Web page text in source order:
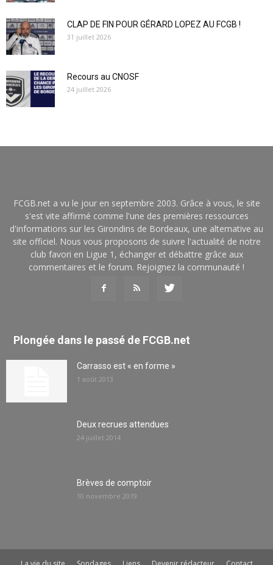
CLAP DE FIN POUR GÉRARD LOPEZ AU FCGB !
31 juillet 2026
Recours au CNOSF
24 juillet 2026
FCGB.net a vu le jour en septembre 2003. Grâce à vous, le site
s'est vite affirmé comme l'une des premières ressources
d'informations sur les Girondins de Bordeaux, une alternative au
site officiel. Nous vous proposons de suivre l'actualité de notre
club favori en Ligue 1, échanger et débattre grâce aux
commentaires et le forum. Rejoignez la communauté !
Plongée dans le passé de FCGB.net
Carrasso est « en forme »
1 août 2013
Deux recrues attendues
24 juillet 2014
Brèves de comptoir
10 novembre 2019